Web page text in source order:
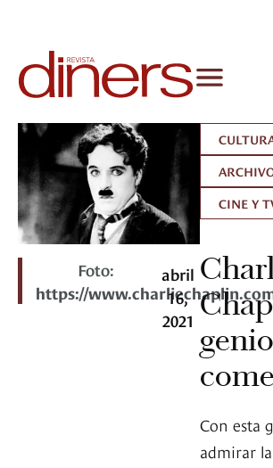
Foto:
https://
abril
16,
2021
CINE Y
Con esta
admirar